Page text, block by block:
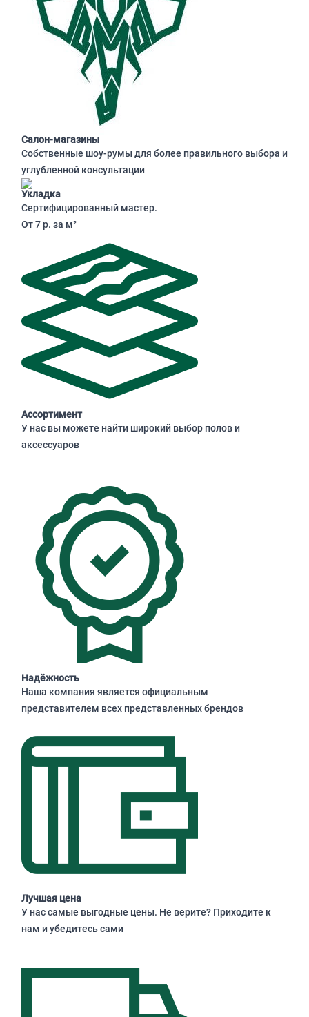
Салон-магазины
Собственные шоу-румы для более правильного выбора и
углубленной консультации
Укладка
Сертифицированный мастер.
От 7 р. за м²
Ассортимент
У нас вы можете найти широкий выбор полов и
аксессуаров
Надёжность
Наша компания является официальным
представителем всех представленных брендов
Лучшая цена
У нас самые выгодные цены. Не верите? Приходите к
нам и убедитесь сами